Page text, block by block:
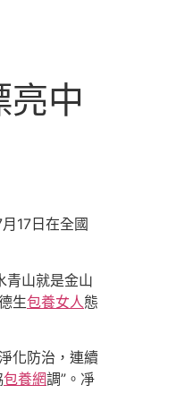
亮中
17日在全國
青山就是金山
生包養女人態
化防治，連續
包養網調”。凈